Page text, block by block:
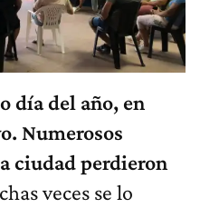
día del año, en
Numerosos
ciudad perdieron
veces se lo